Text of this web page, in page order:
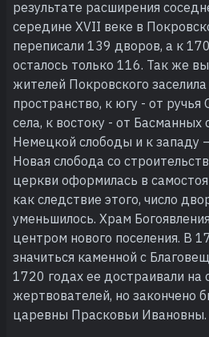
результате расширения
середине XVII веке в
переписали 139 дворов, а к
осталось только 116. Так же
жителей Покровского
пространство, к югу - от ручья
села, к востоку - от Басманных
Немецкой слободы и к западу
Новая слобода со
церкви оформилась в
как следствие этого, число
уменьшилось. Храм
центром нового поселения. В
значиться каменной с
1720 годах ее достраивали на
жертвователей, но закончено
царевны Прасковьи Ивановны.